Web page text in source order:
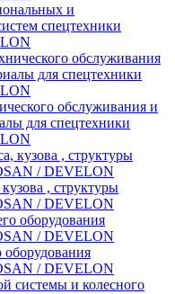
и
спецтехники
обслуживания и
для спецтехники
, структуры
/ DEVELON
оборудования
/ DEVELON